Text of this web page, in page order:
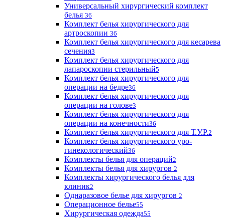
Универсальный хирургический комплект
белья 36
Комплект белья хирургического для
артроскопии 36
Комплект белья хирургического для кесарева
сечения3
Комплект белья хирургического для
лапароскопии стерильный5
Комплект белья хирургического для
операции на бедре36
Комплект белья хирургического для
операции на голове3
Комплект белья хирургического для
операции на конечности36
Комплект белья хирургического для Т.У.Р.2
Комплект белья хирургического уро-
гинекологический36
Комплекты белья для операций2
Комплекты белья для хирургов 2
Комплекты хирургического белья для
клиник2
Однаразовое белье для хирургов 2
Операционное белье55
Хирургическая одежда55